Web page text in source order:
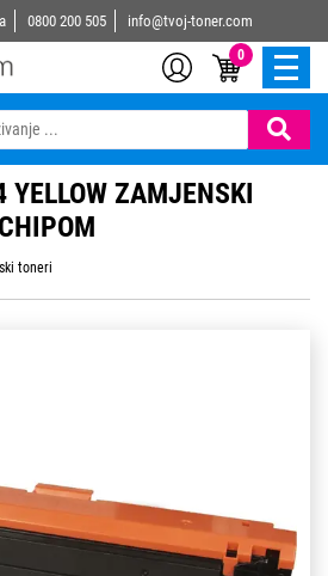
0800 200 505 info@tvoj-toner.com
0
YELLOW ZAMJENSKI
toneri